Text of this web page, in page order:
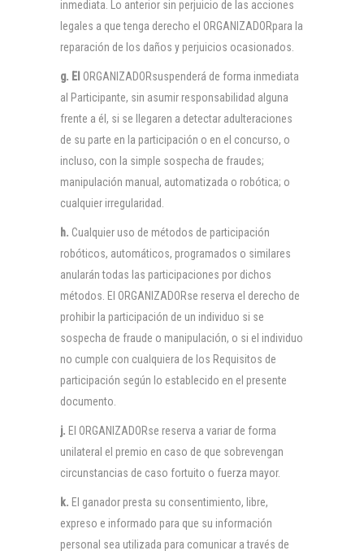
inmediata. Lo anterior sin perjuicio de las acciones
legales a que tenga derecho el ORGANIZADORpara la
reparación de los daños y perjuicios ocasionados.
g. El ORGANIZADORsuspenderá de forma inmediata
al Participante, sin asumir responsabilidad alguna
frente a él, si se llegaren a detectar adulteraciones
de su parte en la participación o en el concurso, o
incluso, con la simple sospecha de fraudes;
manipulación manual, automatizada o robótica; o
cualquier irregularidad.
h. Cualquier uso de métodos de participación
robóticos, automáticos, programados o similares
anularán todas las participaciones por dichos
métodos. El ORGANIZADORse reserva el derecho de
prohibir la participación de un individuo si se
sospecha de fraude o manipulación, o si el individuo
no cumple con cualquiera de los Requisitos de
participación según lo establecido en el presente
documento.
j. El ORGANIZADORse reserva a variar de forma
unilateral el premio en caso de que sobrevengan
circunstancias de caso fortuito o fuerza mayor.
k. El ganador presta su consentimiento, libre,
expreso e informado para que su información
personal sea utilizada para comunicar a través de